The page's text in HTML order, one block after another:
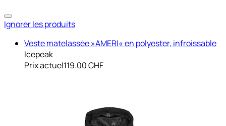
Ignorer les produits
Veste matelassée »AMERI« en polyester, infroissable
Icepeak
Prix actuel119.00 CHF